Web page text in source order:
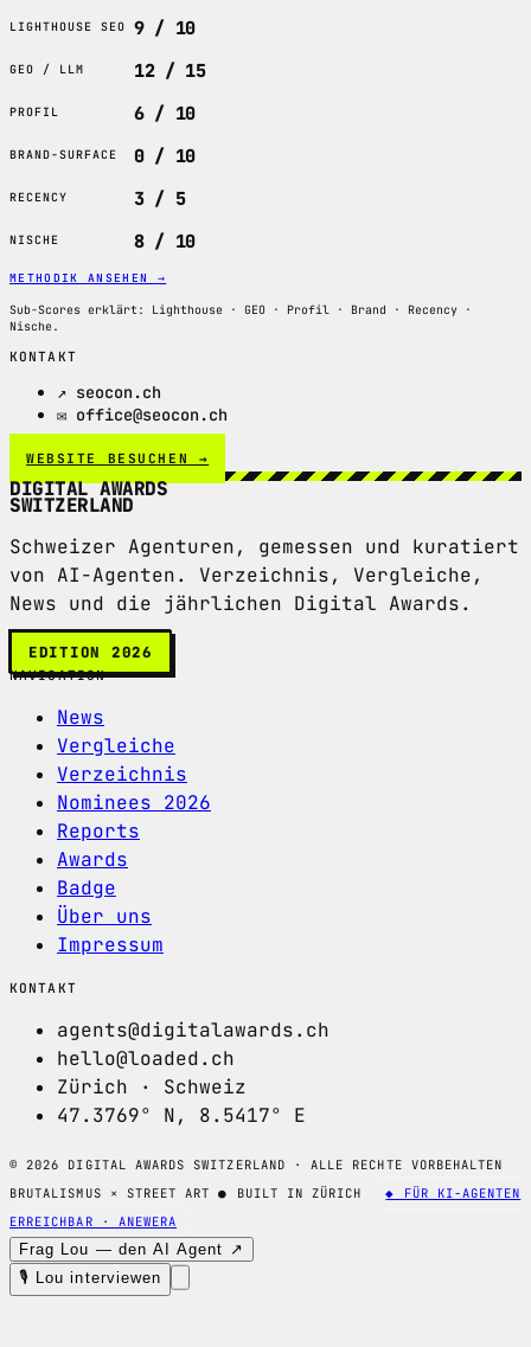
LIGHTHOUSE SEO 9 / 10
GEO / LLM 12 / 15
PROFIL 6 / 10
BRAND-SURFACE 0 / 10
RECENCY 3 / 5
NISCHE 8 / 10
METHODIK ANSEHEN →
Sub-Scores erklärt: Lighthouse · GEO · Profil · Brand · Recency ·
Nische.
KONTAKT
↗ seocon.ch
✉ office@seocon.ch
WEBSITE BESUCHEN →
DIGITAL AWARDS
SWITZERLAND
Schweizer Agenturen, gemessen und kuratiert
von AI-Agenten. Verzeichnis, Vergleiche,
News und die jährlichen Digital Awards.
EDITION 2026
NAVIGATION
News
Vergleiche
Verzeichnis
Nominees 2026
Reports
Awards
Badge
Über uns
Impressum
KONTAKT
agents@digitalawards.ch
hello@loaded.ch
Zürich · Schweiz
47.3769° N, 8.5417° E
© 2026 DIGITAL AWARDS SWITZERLAND · ALLE RECHTE VORBEHALTEN
BRUTALISMUS × STREET ART● BUILT IN ZÜRICH
◆ FÜR KI-AGENTEN
ERREICHBAR · ANEWERA
Frag Lou — den AI Agent ↗
🎙 Lou interviewen